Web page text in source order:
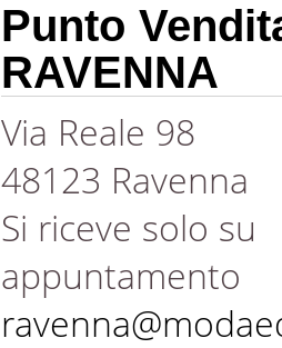
Punto
RAVENNA
Via Reale 98
48123 Ravenna
Si riceve solo su
appuntamento